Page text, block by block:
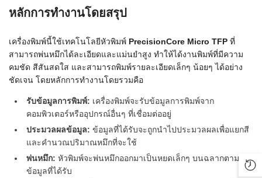
หลักการทำงานโดยสรุป
เครื่องพิมพ์นี้ใช้เทคโนโลยีหัวพิมพ์ PrecisionCore Micro TFP ที่
สามารถพ่นหมึกได้ละเอียดและแม่นยำสูง ทำให้ได้งานพิมพ์ที่มีความ
คมชัด สีสันสดใส และสามารถพิมพ์รายละเอียดเล็กๆ น้อยๆ ได้อย่าง
ชัดเจน โดยหลักการทำงานโดยรวมคือ
รับข้อมูลการพิมพ์: เครื่องพิมพ์จะรับข้อมูลการพิมพ์จาก
คอมพิวเตอร์หรืออุปกรณ์อื่นๆ ที่เชื่อมต่ออยู่
ประมวลผลข้อมูล: ข้อมูลที่ได้รับจะถูกนำไปประมวลผลเพื่อแยกสี
และคำนวณปริมาณหมึกที่จะใช้
พ่นหมึก: หัวพิมพ์จะพ่นหมึกออกมาเป็นหยดเล็กๆ บนฉลากตาม
ข้อมูลที่ได้รับ